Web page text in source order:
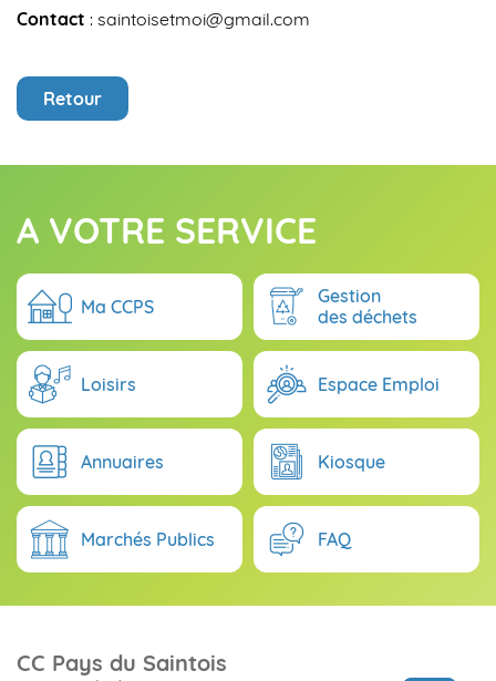
Contact : saintoisetmoi@gmail.com
Retour
A VOTRE SERVICE
Ma CCPS
Gestion
des déchets
Loisirs Espace Emploi
Annuaires Kiosque
Marchés Publics FAQ
CC Pays du Saintois